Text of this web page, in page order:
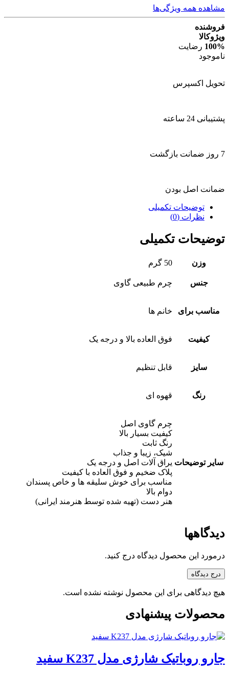
مشاهده همه ویژگی‌ها
فروشنده
ویژوکالا
100% رضایت
ناموجود
تحویل اکسپرس
پشتیبانی 24 ساعته
7 روز ضمانت بازگشت
ضمانت اصل بودن
توضیحات تکمیلی
نظرات (0)
توضیحات تکمیلی
وزن 50 گرم
جنس چرم طبیعی گاوی
مناسب برای خانم ها
کیفیت فوق العاده بالا و درجه یک
سایز قابل تنظیم
رنگ قهوه ای
سایر توضیحات
چرم گاوی اصل
کیفیت بسیار بالا
رنگ ثابت
شیک، زیبا و جذاب
یراق آلات اصل و درجه یک
پلاک ضخیم و فوق العاده با کیفیت
مناسب برای خوش سلیقه ها و خاص پسندان
دوام بالا
هنر دست (تهیه شده توسط هنرمند ایرانی)
دیدگاهها
درمورد این محصول دیدگاه درج کنید.
درج دیدگاه
هیچ دیدگاهی برای این محصول نوشته نشده است.
محصولات پیشنهادی
جارو روباتیک شارژی مدل K237 سفید